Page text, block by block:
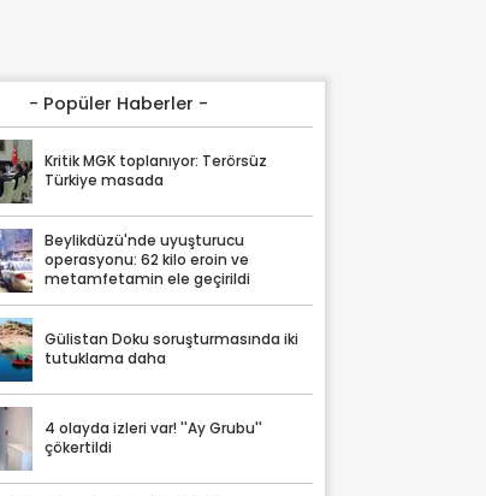
- Popüler Haberler -
Kritik MGK toplanıyor: Terörsüz
Türkiye masada
Beylikdüzü'nde uyuşturucu
operasyonu: 62 kilo eroin ve
metamfetamin ele geçirildi
Gülistan Doku soruşturmasında iki
tutuklama daha
4 olayda izleri var! ''Ay Grubu''
çökertildi